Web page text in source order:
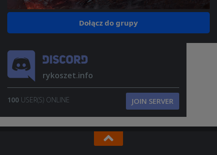
Dołącz do grupy
rykoszet.info
100 USER(S) ONLINE JOIN SERVER